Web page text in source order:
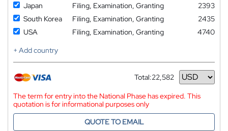
Japan
Filing, Examination, Granting
2393
South Korea
Filing, Examination, Granting
2435
USA
Filing, Examination, Granting
4740
+ Add country
Total:22,582
Currency
The term for entry into the National Phase has expired. This
quotation is for informational purposes only
QUOTE TO EMAIL